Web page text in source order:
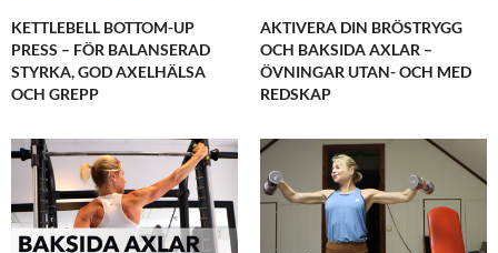
KETTLEBELL BOTTOM-UP
PRESS – FÖR BALANSERAD
STYRKA, GOD AXELHÄLSA
OCH GREPP
AKTIVERA DIN BRÖSTRYGG
OCH BAKSIDA AXLAR –
ÖVNINGAR UTAN- OCH MED
REDSKAP